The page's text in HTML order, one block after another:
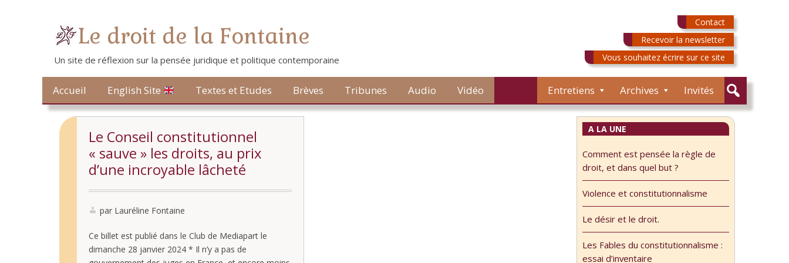
Le droit de la Fontaine
Un site de réflexion sur la pensée juridique et politique contemporaine
Contact
Recevoir la newsletter
Vous souhaitez écrire sur ce site
Contact
Accueil English Site Invités
Archives
Entretiens
Textes et Etudes Brèves Tribunes Audio Vidéo
Le Conseil constitutionnel
« sauve » les droits, au prix
d’une incroyable lâcheté
par Lauréline Fontaine
Ce billet est publié dans le Club de Mediapart le
dimanche 28 janvier 2024 * Il n’y a pas de
A LA UNE
Comment est pensée la règle de
droit, et dans quel but ?
Violence et constitutionnalisme
Le désir et le droit.
Les Fables du constitutionnalisme :
essai d’inventaire